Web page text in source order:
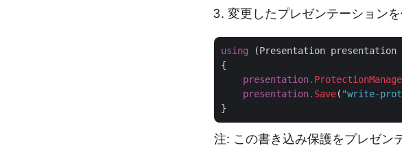
変更したプレゼンテーションを
using (Presentation presentation
{
presentation
presentation.Save( "write-
注: この書き込み保護をプレゼン